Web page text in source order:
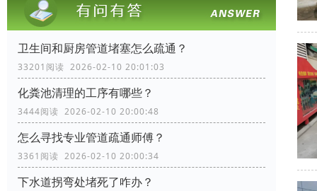
卫生间和厨房管道堵塞怎么疏通？
33201阅读 2026-02-10 20:01:03
化粪池清理的工序有哪些？
3444阅读 2026-02-10 20:00:48
怎么寻找专业管道疏通师傅？
3361阅读 2026-02-10 20:00:34
下水道拐弯处堵死了咋办？